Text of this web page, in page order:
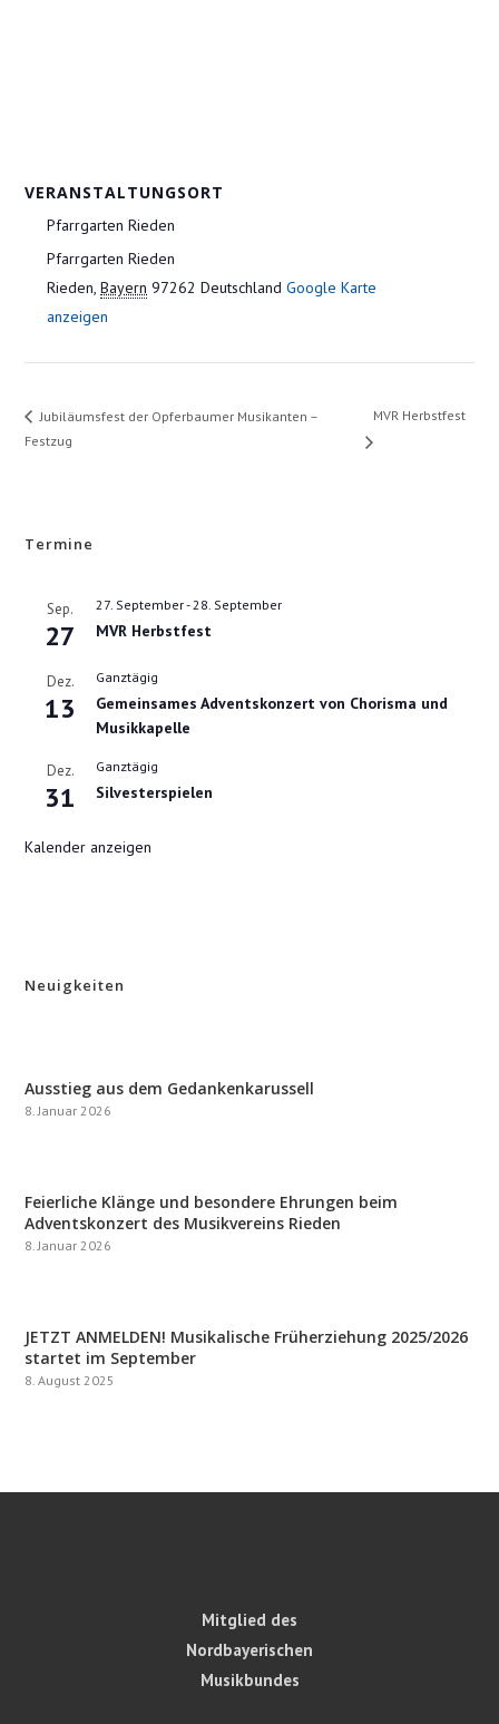
VERANSTALTUNGSORT
Pfarrgarten Rieden
Pfarrgarten Rieden
Rieden, Bayern 97262 Deutschland Google Karte
anzeigen
Jubiläumsfest der Opferbaumer Musikanten –
Festzug
MVR Herbstfest
Termine
Sep.
27
27. September-28. September
MVR Herbstfest
Dez.
13
Ganztägig
Gemeinsames Adventskonzert von Chorisma und
Musikkapelle
Dez.
31
Ganztägig
Silvesterspielen
Kalender anzeigen
Neuigkeiten
Ausstieg aus dem Gedankenkarussell
8. Januar 2026
Feierliche Klänge und besondere Ehrungen beim
Adventskonzert des Musikvereins Rieden
8. Januar 2026
JETZT ANMELDEN! Musikalische Früherziehung 2025/2026
startet im September
8. August 2025
Mitglied des
Nordbayerischen
Musikbundes